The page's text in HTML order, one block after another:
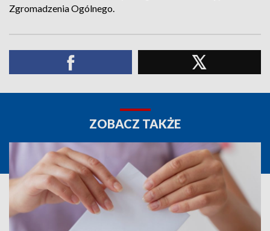
Zgromadzenia Ogólnego.
ZOBACZ TAKŻE